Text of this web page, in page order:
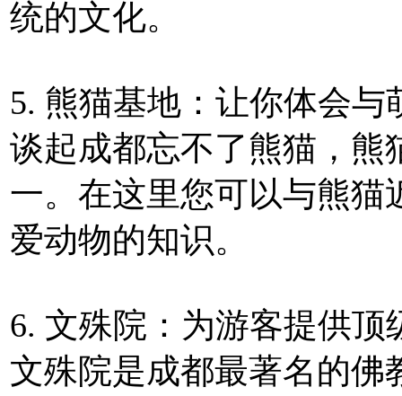
统的文化。
5. 熊猫基地：让你体会与
谈起成都忘不了熊猫，熊
一。在这里您可以与熊猫
爱动物的知识。
6. 文殊院：为游客提供顶
文殊院是成都最著名的佛